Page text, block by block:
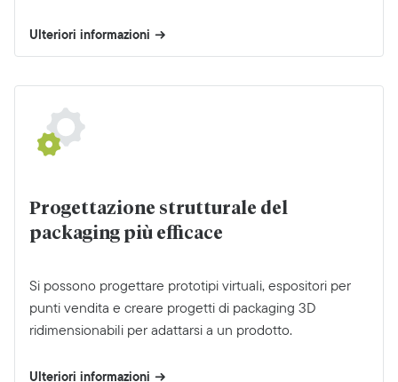
Ulteriori informazioni
Progettazione strutturale del
packaging più efficace
Si possono progettare prototipi virtuali, espositori per
punti vendita e creare progetti di packaging 3D
ridimensionabili per adattarsi a un prodotto.
Ulteriori informazioni